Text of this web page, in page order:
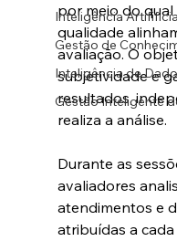
Inteligência
Gestão de
Inteligência de
Gestão Inteligente
por meio do
qualidade
avaliação. O
subjetividade e
resultados,
realiza a análise.
Durante as
avaliadores
atendimentos e
atribuídas a cada